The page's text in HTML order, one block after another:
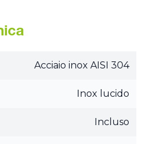
Acciaio inox AISI 304
Inox lucido
Incluso